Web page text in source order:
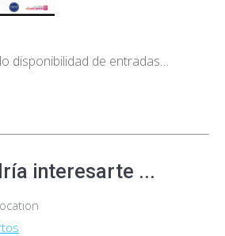
disponibilidad de entradas…
interesarte ...